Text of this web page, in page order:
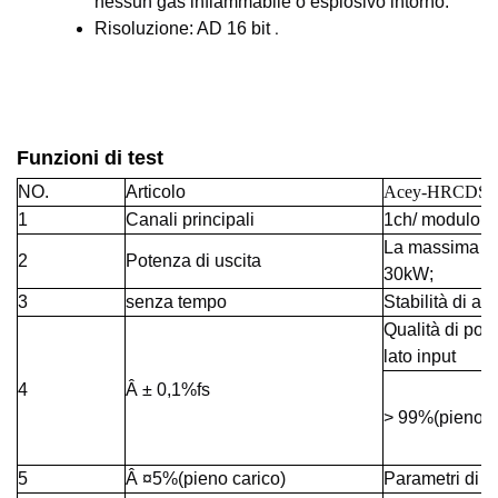
Risoluzione: AD 16 bit .
Funzioni di test
NO. Articolo
Acey-HRCDS-
1
Canali principali 1ch/ modulo
2 Potenza di uscita
La massima
30kW;
3
senza tempo Stabilità di
4 Â ± 0,1%fs
Qualità di
lato input
> 99%(pieno
5 Â ¤5%(pieno carico)
Parametri di